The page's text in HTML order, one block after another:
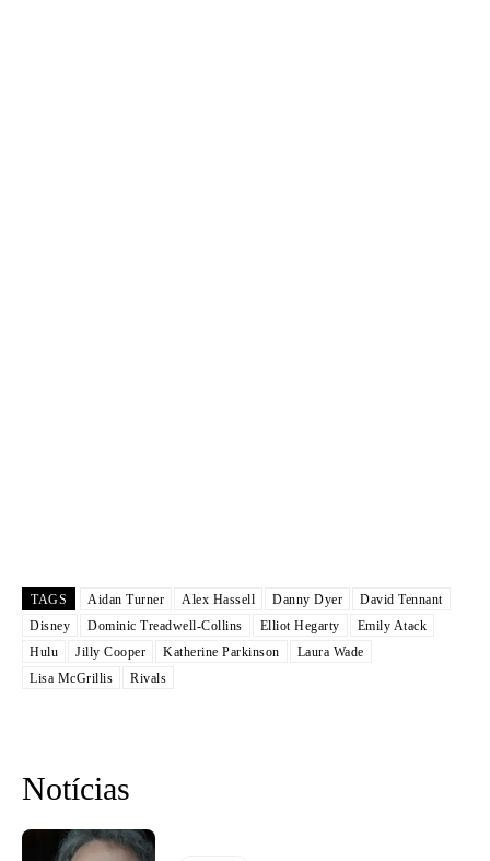
TAGS Aidan Turner Alex Hassell Danny Dyer
David Tennant
Disney
Dominic Treadwell-Collins Elliot Hegarty
Emily Atack
Hulu
Jilly Cooper Katherine Parkinson
Laura Wade
Lisa McGrillis
Rivals
Notícias